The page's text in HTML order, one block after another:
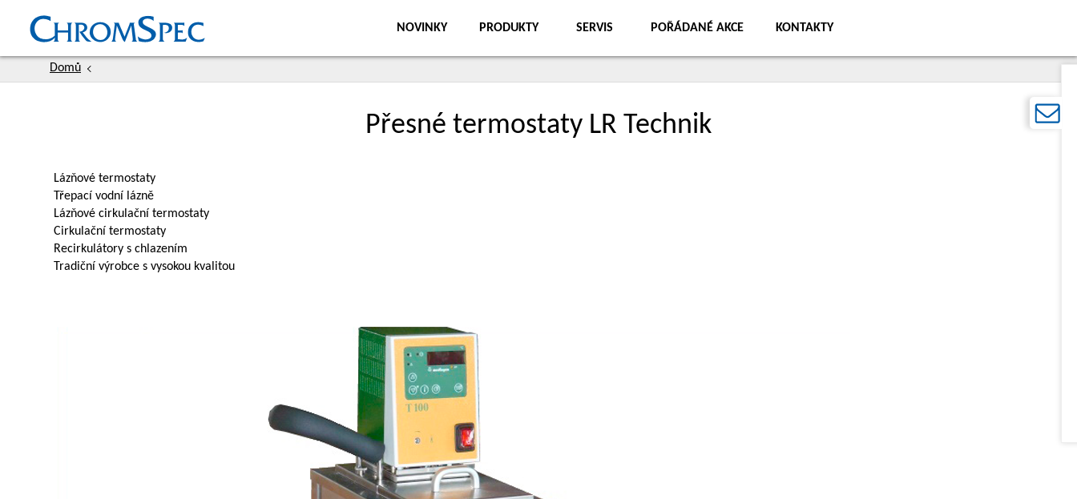
hlavnímu
navigace
NOVINKY PRODUKTY SERVIS POŘÁDANÉ AKCE KONTAKTY
Domů
Přesné termostaty LR Technik
Lázňové termostaty
Třepací vodní lázně
Lázňové cirkulační termostaty
Cirkulační termostaty
Recirkulátory s chlazením
Tradiční výrobce s vysokou kvalitou